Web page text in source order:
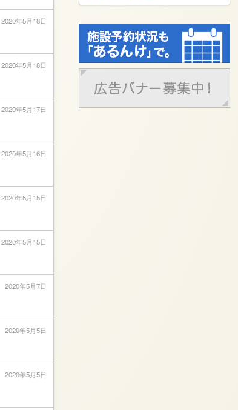
2020年5月18日
2020年5月18日
2020年5月17日
2020年5月16日
2020年5月15日
2020年5月15日
2020年5月7日
2020年5月5日
2020年5月5日